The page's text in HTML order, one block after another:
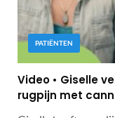
PATIËNTEN
Video • Giselle
rugpijn met